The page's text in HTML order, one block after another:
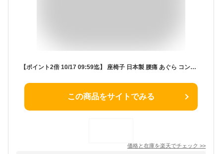
【ポイント2倍 10/17 09:59迄】 座椅子 日本製 腰痛 あぐら コンパクト座椅子 リクライニング 新生活 職人 疲れない 一人用 高級 実用的 背骨 矯正 おしゃれ かわいい ランキング テレワーク 在宅ワーク 人気 こたつ 和室 リビング
この商品をサイトでみる
価格と在庫を楽天でチェック >>